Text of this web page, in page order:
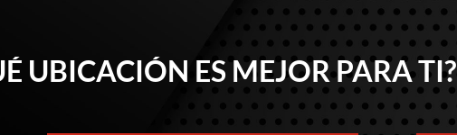
UBICACIÓN ES MEJOR PARA TI?